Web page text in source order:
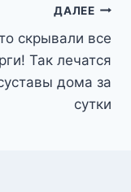
ДАЛЕЕ
скрывали все
Так лечатся
дома за
сутки